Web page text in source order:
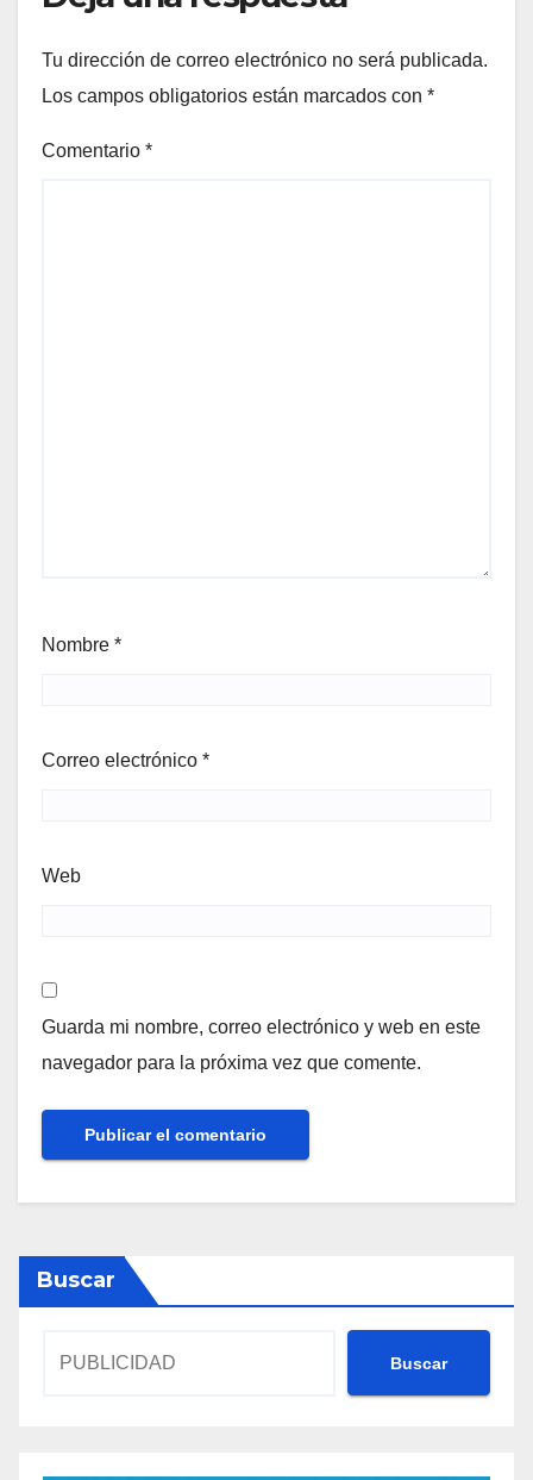
Tu dirección de correo electrónico no será publicada.
Los campos obligatorios están marcados con *
Comentario *
Nombre *
Correo electrónico *
Web
Guarda mi nombre, correo electrónico y web en este
navegador para la próxima vez que comente.
Buscar
Buscar